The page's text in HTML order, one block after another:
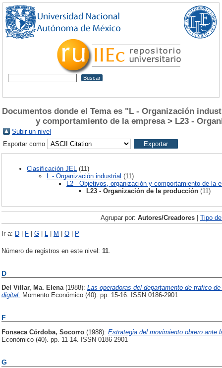
Documentos donde el Tema es "L - Organización
y comportamiento de la empresa > L23 -
Subir un nivel
Exportar como
Clasificación JEL
(11)
L - Organización industrial (11)
L2 - Objetivos, organización y comportamiento de la
L23 - Organización de la producción (11)
Agrupar por: Autores/Creadores | Tipo
Ir a: D | F | G | L | M | O | P
Número de registros en este nivel: 11
D
Del Villar, Ma. Elena (1988): Las operadoras del departamento de trafico
digital. Momento Económico (40). pp. 15-16. ISSN 0186-2901
F
Fonseca Córdoba, Socorro (1988): Estrategia del movimiento obrero ante
Económico (40). pp. 11-14. ISSN 0186-2901
G